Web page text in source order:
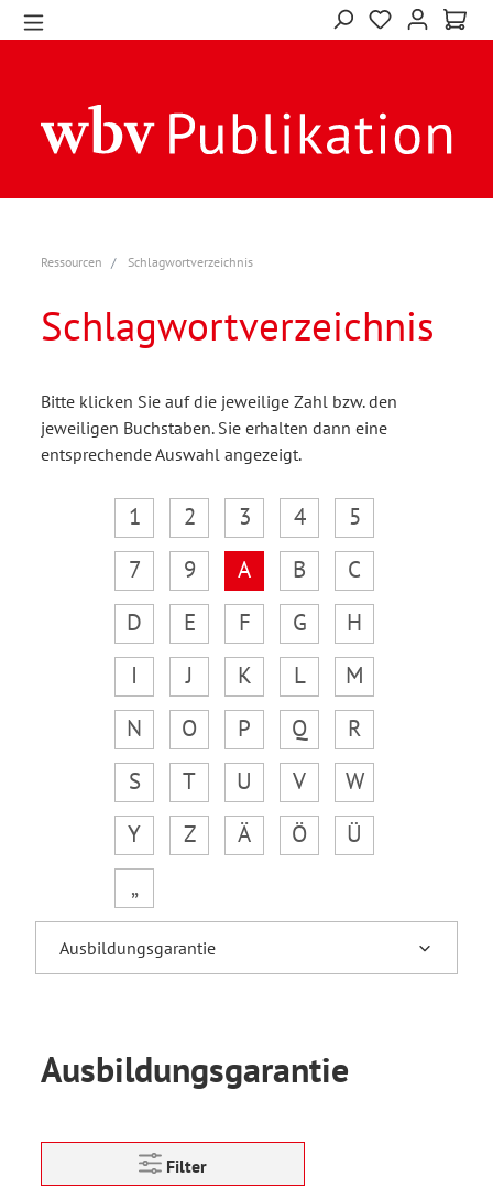
Ressourcen Schlagwortverzeichnis
Schlagwortverzeichnis
Bitte klicken Sie auf die jeweilige Zahl bzw. den
jeweiligen Buchstaben. Sie erhalten dann eine
entsprechende Auswahl angezeigt.
1 2 3 4
5
7
9 A B
C
D
E F G
H
I
J K L
M
N
O P Q
R
S
T U V
W
Y
Z Ä Ö
Ü
„
Ausbildungsgarantie
Filter